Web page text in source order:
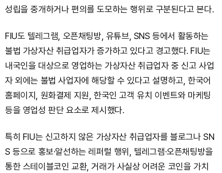
성립을 중개하거나 편의를 도모하는 행위로 구분된다고 본다.
FIU도 텔레그램, 오픈채팅방, 유튜브, SNS 등에서 활동하는
불법 가상자산 취급업자가 증가하고 있다고 경고했다. FIU는
내국인을 대상으로 영업하는 가상자산 취급업자 중 신고 사업
자 외에는 불법 사업자에 해당할 수 있다고 설명하고, 한국어
홈페이지, 원화결제 지원, 한국인 고객 유치 이벤트와 마케팅
등을 영업성 판단 요소로 제시했다.
특히 FIU는 신고하지 않은 가상자산 취급업자를 블로그나 SN
S 등으로 홍보·알선하는 레퍼럴 행위, 텔레그램·오픈채팅방을
통한 스테이블코인 교환, 거래가 사실상 어려운 코인을 가치